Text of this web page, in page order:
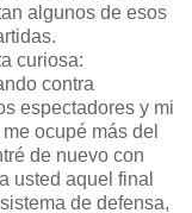
algunos de esos
curiosa:
contra
espectadores y mi
ocupé más del
de nuevo con
usted aquel final
de defensa,